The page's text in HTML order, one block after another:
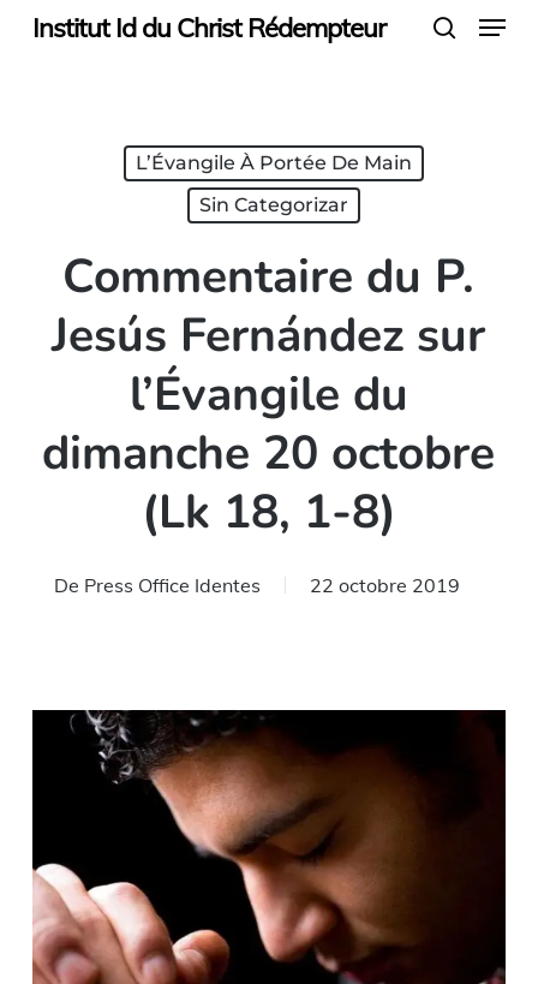
SkipInstitut Id du Christ Rédempteur Menu
L’Évangile À Portée De Main
Sin Categorizar
Commentaire du P.
Jesús Fernández sur
l’Évangile du
dimanche 20 octobre
(Lk 18, 1-8)
De Press Office Identes 22 octobre 2019